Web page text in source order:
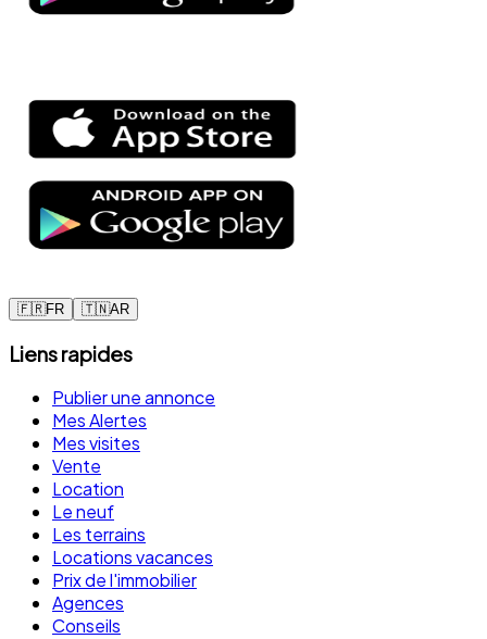
🇫🇷FR 🇹🇳AR
Liens rapides
Publier une annonce
Mes Alertes
Mes visites
Vente
Location
Le neuf
Les terrains
Locations vacances
Prix de l'immobilier
Agences
Conseils